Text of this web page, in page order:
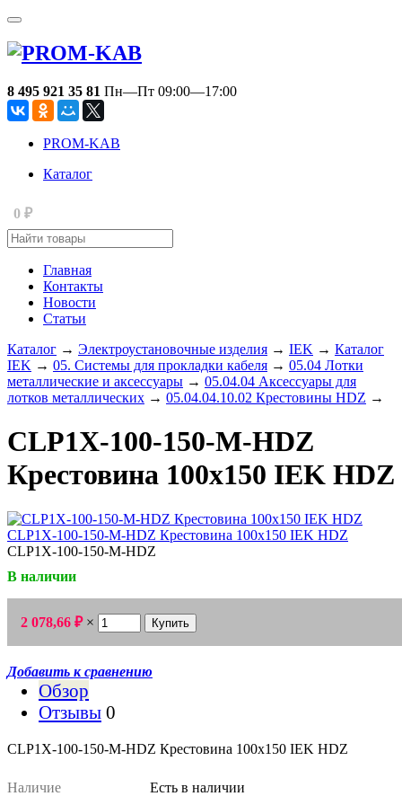
8 495 921 35 81 Пн—Пт 09:00—17:00
PROM-KAB
Каталог
0 ₽
Главная
Контакты
Новости
Статьи
Каталог → Электроустановочные изделия → IEK → Каталог
IEK → 05. Системы для прокладки кабеля → 05.04 Лотки
металлические и аксессуары → 05.04.04 Аксессуары для
лотков металлических → 05.04.04.10.02 Крестовины HDZ →
CLP1X-100-150-M-HDZ
Крестовина 100х150 IEK HDZ
CLP1X-100-150-M-HDZ
В наличии
2 078,66 ₽ ×
Добавить к сравнению
Обзор
Отзывы 0
CLP1X-100-150-M-HDZ Крестовина 100х150 IEK HDZ
Наличие
Есть в наличии